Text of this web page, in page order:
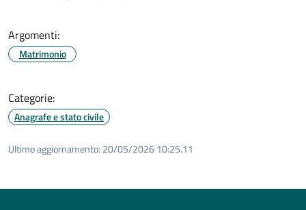
Argomenti:
Matrimonio
Categorie:
Anagrafe e stato civile
Ultimo aggiornamento: 20/05/2026 10:25.11